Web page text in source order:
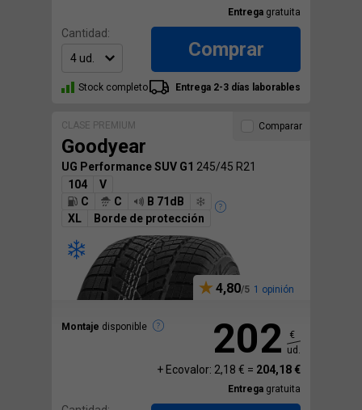
Entrega gratuita
Cantidad:
Comprar
Stock completo Entrega 2-3 días laborables
CLASE PREMIUM
Goodyear
UG Performance SUV G1 245/45 R21
104
V
C
C
B 71dB
XL
Borde de protección
4,80 1 opinión
Montaje disponible
Comparar
202
€
ud.
+ Ecovalor: 2,18 € = 204,18 €
Entrega gratuita